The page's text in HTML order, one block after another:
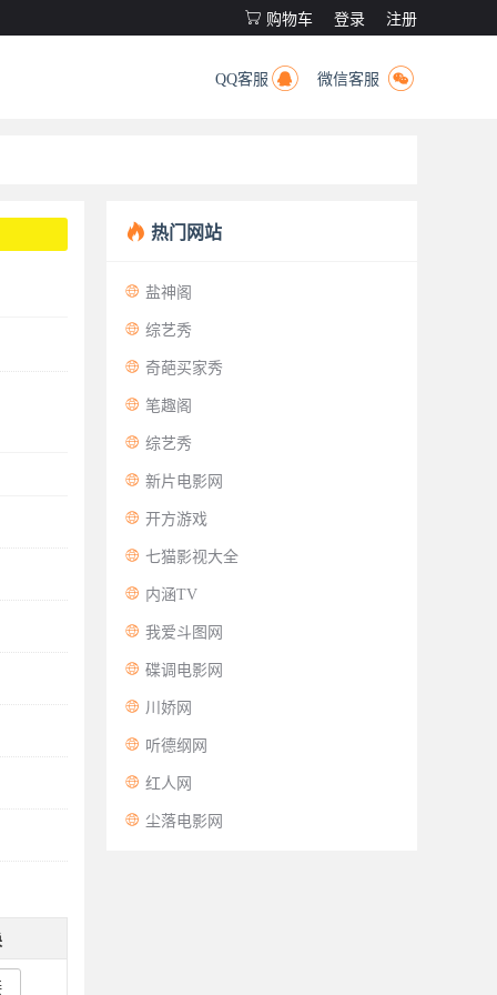
 购物车 登录 注册
QQ客服  微信客服 
 热门网站
 盐神阁
 综艺秀
 奇葩买家秀
 笔趣阁
 综艺秀
 新片电影网
 开方游戏
 七猫影视大全
 内涵TV
 我爱斗图网
 碟调电影网
 川娇网
 听德纲网
 红人网
 尘落电影网